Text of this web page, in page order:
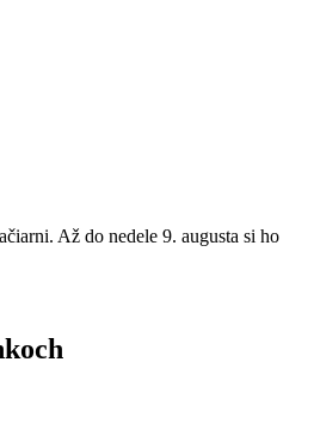
Až do nedele 9. augusta si ho